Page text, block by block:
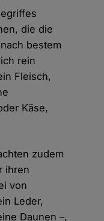
die die
bestem
rein
Fleisch,
Käse,
zudem
ihren
von
Leder,
Daunen –,